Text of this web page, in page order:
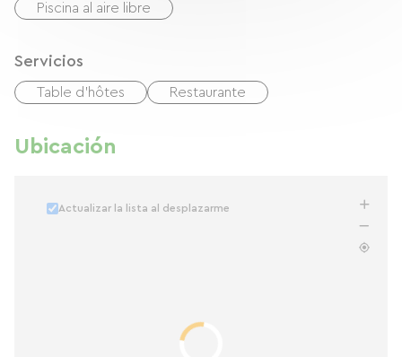
Piscina al aire libre
Servicios
Table d'hôtes Restaurante
Ubicación
Actualizar la lista al desplazarme